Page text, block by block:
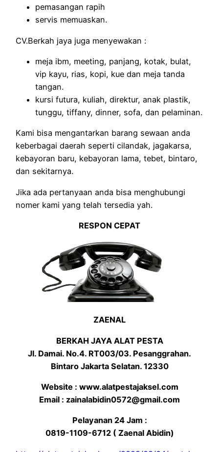
pemasangan rapih
servis memuaskan.
CV.Berkah jaya juga menyewakan :
meja ibm, meeting, panjang, kotak, bulat,
vip kayu, rias, kopi, kue dan meja tanda
tangan.
kursi futura, kuliah, direktur, anak plastik,
tunggu, tiffany, dinner, sofa, dan pelaminan.
Kami bisa mengantarkan barang sewaan anda
keberbagai daerah seperti cilandak, jagakarsa,
kebayoran baru, kebayoran lama, tebet, bintaro,
dan sekitarnya.
Jika ada pertanyaan anda bisa menghubungi
nomer kami yang telah tersedia yah.
RESPON CEPAT
ZAENAL
BERKAH JAYA ALAT PESTA
Jl. Damai. No.4. RT003/03. Pesanggrahan.
Bintaro Jakarta Selatan. 12330
Website : www.alatpestajaksel.com
Email : zainalabidin0572@gmail.com
Pelayanan 24 Jam :
0819-1109-6712 ( Zaenal Abidin)